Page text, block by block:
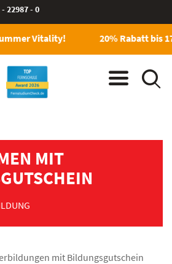
22987 - 0
Vitality! 20% Rabatt bis
MIT B
mit Bildungsgutschein